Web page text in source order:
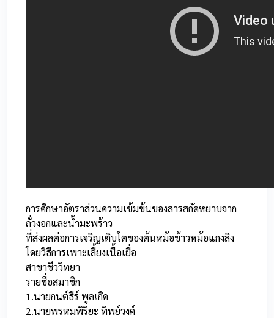
การศึกษาอัตราส่วนความเข้มข้นของสารสกัดหยาบจาก
ถั่วงอกและน้ำมะพร้าว
ที่ส่งผลต่อการเจริญเติบโตของต้นหม้อข้าวหม้อแกงลิง
โดยวิธีการเพาะเลี้ยงเนื้อเยื่อ
สาขาชีววิทยา
รายชื่อสมาชิก
1.นายกนต์ธีร์ พูลเกิด
2.นายพรหมพิริยะ ทิพย์วงค์